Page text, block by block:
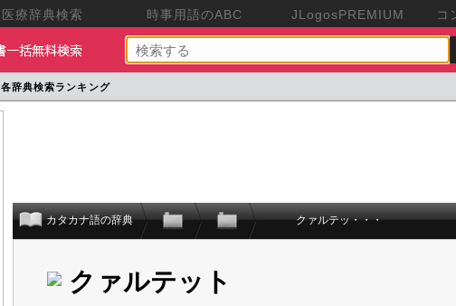
医療辞典検索 時事用語のABC JLogosPREMIUM コ
各辞典検索ランキング
カタカナ語の辞典 クァルテッ・・・
クァルテット